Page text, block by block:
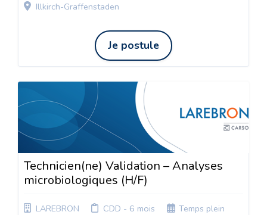
Illkirch-Graffenstaden
Je postule
Technicien(ne) Validation – Analyses
microbiologiques (H/F)
LAREBRON CDD - 6 mois
Temps plein